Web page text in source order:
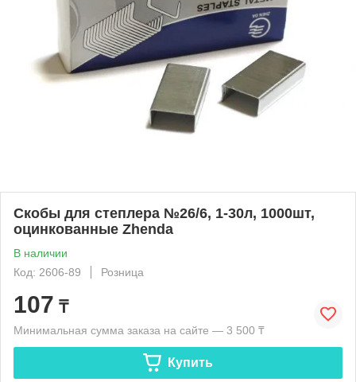
Скобы для степлера №26/6, 1-30л, 1000шт,
оцинкованные Zhenda
В наличии
Код: 2606-89
Розница
107 ₸
Минимальная сумма заказа на сайте — 3 500 ₸
Купить